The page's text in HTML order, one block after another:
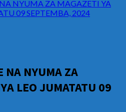
NYUMA ZA MAGAZETI YA
09 SEPTEMBA, 2024
NA NYUMA ZA
LEO JUMATATU 09